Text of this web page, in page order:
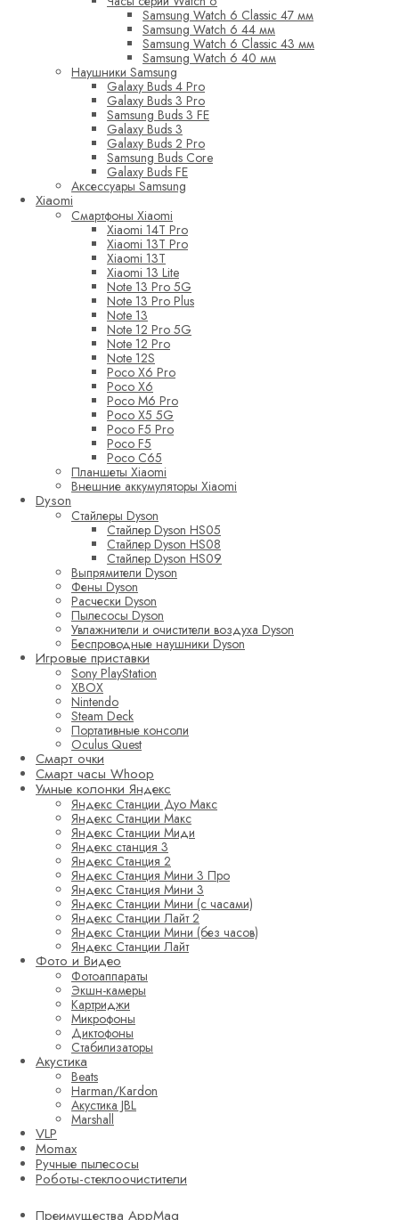
Samsung Watch 6 Classic 47 мм
Samsung Watch 6 44 мм
Samsung Watch 6 Classic 43 мм
Samsung Watch 6 40 мм
Наушники Samsung
Galaxy Buds 4 Pro
Galaxy Buds 3 Pro
Samsung Buds 3 FE
Galaxy Buds 3
Galaxy Buds 2 Pro
Samsung Buds Core
Galaxy Buds FE
Аксессуары Samsung
Xiaomi
Смартфоны Xiaomi
Xiaomi 14T Pro
Xiaomi 13T Pro
Xiaomi 13T
Xiaomi 13 Lite
Note 13 Pro 5G
Note 13 Pro Plus
Note 13
Note 12 Pro 5G
Note 12 Pro
Note 12S
Poco X6 Pro
Poco X6
Poco M6 Pro
Poco X5 5G
Poco F5 Pro
Poco F5
Poco C65
Планшеты Xiaomi
Внешние аккумуляторы Xiaomi
Dyson
Стайлеры Dyson
Стайлер Dyson HS05
Стайлер Dyson HS08
Стайлер Dyson HS09
Выпрямители Dyson
Фены Dyson
Расчески Dyson
Пылесосы Dyson
Увлажнители и очистители воздуха Dyson
Беспроводные наушники Dyson
Игровые приставки
Sony PlayStation
XBOX
Nintendo
Steam Deck
Портативные консоли
Oculus Quest
Смарт очки
Смарт часы Whoop
Умные колонки Яндекс
Яндекс Станции Дуо Макс
Яндекс Станции Макс
Яндекс Станции Миди
Яндекс станция 3
Яндекс Станция 2
Яндекс Станция Мини 3 Про
Яндекс Станция Мини 3
Яндекс Станции Мини (с часами)
Яндекс Станции Лайт 2
Яндекс Станции Мини (без часов)
Яндекс Станции Лайт
Фото и Видео
Фотоаппараты
Экшн-камеры
Картриджи
Микрофоны
Диктофоны
Стабилизаторы
Акустика
Beats
Harman/Kardon
Акустика JBL
Marshall
VLP
Momax
Ручные пылесосы
Роботы-стеклоочистители
Преимущества AppMag